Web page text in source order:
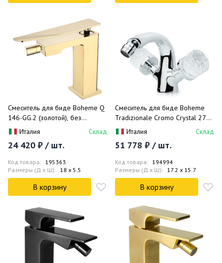
Смеситель для биде Boheme Q
146-GG.2 (золотой), без
донного клапана
Италия Склад
24 420 ₽ / шт.
Код товара: 195363
Размеры (Д x Ш): 18 x 5.5
В корзину
Смеситель для биде Boheme
Tradizionale Cromo Crystal 276-
CRST (хром)
Италия Склад
51 778 ₽ / шт.
Код товара: 194994
Размеры (Д x Ш): 17.2 x 15.7
В корзину